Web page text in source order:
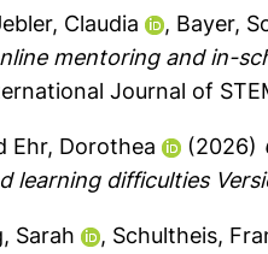
Claudia , Bayer,
mentoring and in-
Journal of
Ehr, Dorothea (2026)
learning difficulties
Sarah , Schultheis,